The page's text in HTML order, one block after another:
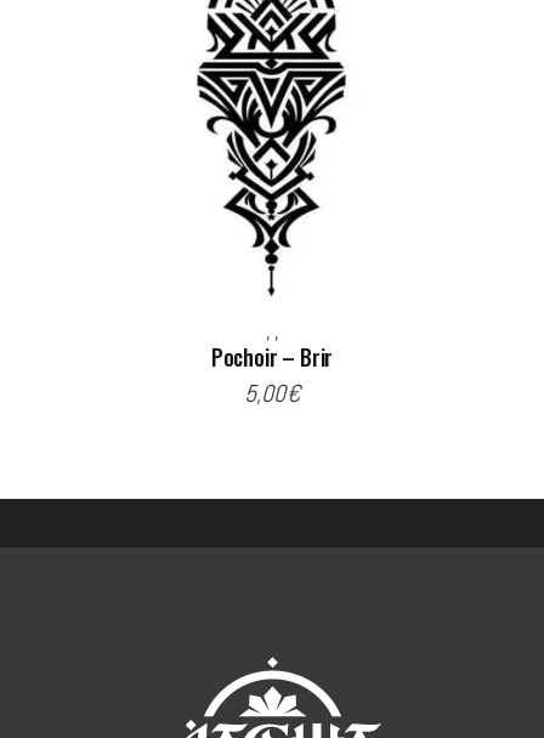
, ,
Pochoir – Brir
5,00€